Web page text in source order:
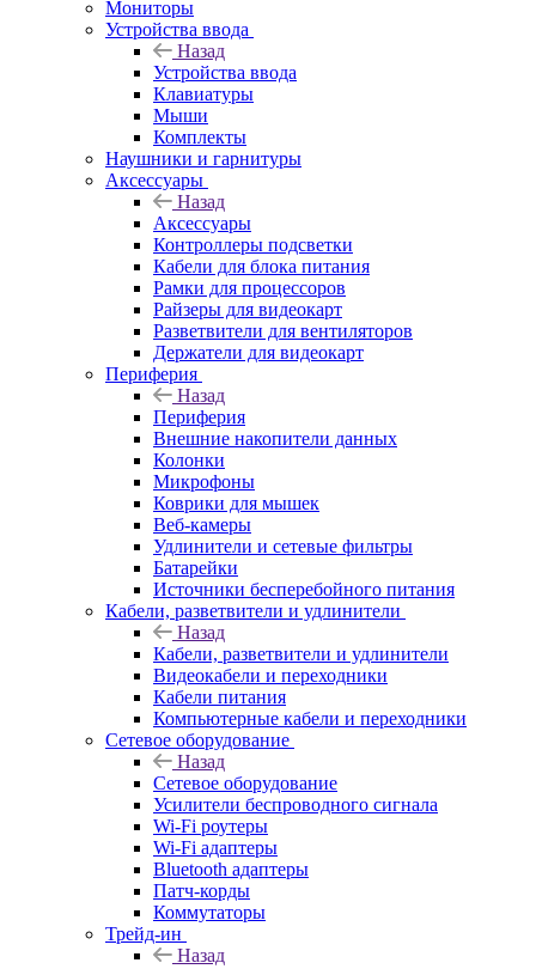
Мониторы
Устройства ввода
Назад
Устройства ввода
Клавиатуры
Мыши
Комплекты
Наушники и гарнитуры
Аксессуары
Назад
Аксессуары
Контроллеры подсветки
Кабели для блока питания
Рамки для процессоров
Райзеры для видеокарт
Разветвители для вентиляторов
Держатели для видеокарт
Периферия
Назад
Периферия
Внешние накопители данных
Колонки
Микрофоны
Коврики для мышек
Веб-камеры
Удлинители и сетевые фильтры
Батарейки
Источники бесперебойного питания
Кабели, разветвители и удлинители
Назад
Кабели, разветвители и удлинители
Видеокабели и переходники
Кабели питания
Компьютерные кабели и переходники
Сетевое оборудование
Назад
Сетевое оборудование
Усилители беспроводного сигнала
Wi-Fi роутеры
Wi-Fi адаптеры
Bluetooth адаптеры
Патч-корды
Коммутаторы
Трейд-ин
Назад